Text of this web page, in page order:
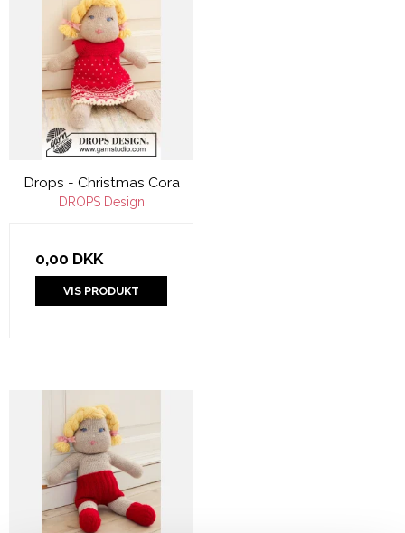
Drops - Christmas Cora
DROPS Design
0,00 DKK
VIS PRODUKT